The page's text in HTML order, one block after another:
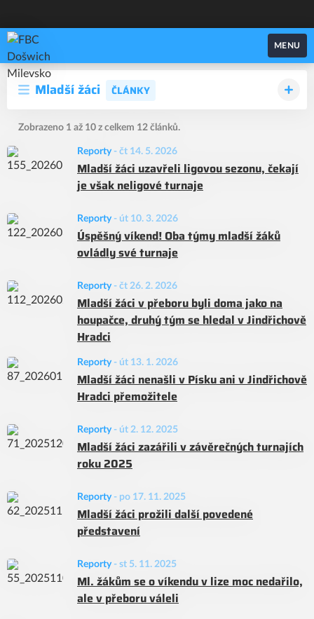
FBC Došwich Milevsko
MENU
Mladší žáci ČLÁNKY
Zobrazeno 1 až 10 z celkem 12 článků.
Reporty - čt 14. 5. 2026
Mladší žáci uzavřeli ligovou sezonu, čekají
je však neligové turnaje
Reporty - út 10. 3. 2026
Úspěšný víkend! Oba týmy mladší žáků
ovládly své turnaje
Reporty - čt 26. 2. 2026
Mladší žáci v přeboru byli doma jako na
houpačce, druhý tým se hledal v Jindřichově
Hradci
Reporty - út 13. 1. 2026
Mladší žáci nenašli v Písku ani v Jindřichově
Hradci přemožitele
Reporty - út 2. 12. 2025
Mladší žáci zazářili v závěrečných turnajích
roku 2025
Reporty - po 17. 11. 2025
Mladší žáci prožili další povedené
představení
Reporty - st 5. 11. 2025
Ml. žákům se o víkendu v lize moc nedařilo,
ale v přeboru váleli